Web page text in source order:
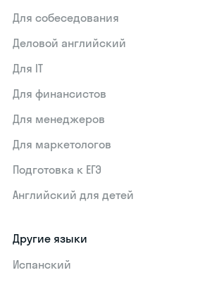
Для собеседования
Деловой английский
Для IT
Для финансистов
Для менеджеров
Для маркетологов
Подготовка к ЕГЭ
Английский для детей
Другие языки
Испанский